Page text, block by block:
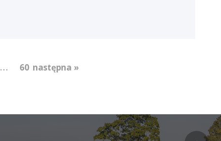
... 60 następna »